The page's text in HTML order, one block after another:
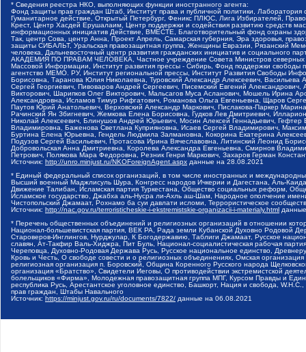
* Сведения реестра НКО, выполняющих функции иностранного агента:
Фонд защиты прав граждан Штаб, Институт права и публичной политики,
Гуманитарное действие, Открытый Петербург, Феникс ПЛЮС, Лига Избирателей,
Крест, Центр Хасдей Ерушалаим, Центр поддержки и содействия развитию средств
информационных инициатив Действие, ВМЕСТЕ, Благотворительный фонд охраны
Так, центр Сова, центр Анна, Проект Апрель, Самарская губерния, Эра здоровья,
защиты СИБАЛЬТ, Уральская правозащитная группа, Женщины Евразии, Рязанский
человека, Дальневосточный центр развития гражданских инициатив и социального
АКАДЕМИЯ ПО ПРАВАМ ЧЕЛОВЕКА, Частное учреждение Совета Министров северных
Массовой Информации, Институт развития прессы - Сибирь, Фонд поддержки
агентство МЕМО. РУ, Институт региональной прессы, Институт Развития Свободы
Борисовна, Таранова Юлия Николаевна, Туровский Александр Алексеевич,
Сергей Георгиевич, Пивоваров Андрей Сергеевич, Писемский Евгений
Викторович, Шарипков Олег Викторович, Мальсагов Муса Асланович, Мошель Ирина
Александровна, Исламов Тимур Рифгатович, Романова Ольга Евгеньевна, Щаров
Паутов Юрий Анатольевич, Верховский Александр Маркович, Пислакова-Паркер
Рачинский Ян Збигневич, Жемкова Елена Борисовна, Гудков Лев Дмитриевич,
Николай Алексеевич, Блинушов Андрей Юрьевич, Мосин Алексей Геннадьевич,
Владимировна, Баженова Светлана Куприяновна, Исаев Сергей Владимирович,
Буртина Елена Юрьевна, Гендель Людмила Залмановна, Кокорина Екатерина
Подузов Сергей Васильевич, Протасова Ирина Вячеславовна, Литинский Леонид
Добровольская Анна Дмитриевна, Королева Александра Евгеньевна, Смирнов
Петрович, Полякова Мара Федоровна, Резник Генри Маркович, Захаров Герман
Источник: http://unro.minjust.ru/NKOForeignAgent.aspx данные на 28.08.2021
* Единый федеральный список организаций, в том числе иностранных и
Высший военный Маджлисуль Шура, Конгресс народов Ичкерии и Дагестана, Аль-
Движение Талибан, Исламская партия Туркестана, Общество социальных реформ,
Исламское государство, Джабха аль-Нусра ли-Ахль аш-Шам, Народное ополчение
Чистопольский Джамаат, Рохнамо ба суи давлати исломи, Террористическое
Источник: http://nac.gov.ru/terroristicheskie-i-ekstremistskie-organizacii-i-materialy.html
* Перечень общественных объединений и религиозных организаций в отношении
Национал-большевистская партия, ВЕК РА, Рада земли Кубанской Духовно Родовой
Староверов-Инглингов, Нурджулар, К Богодержавию, Таблиги Джамаат, Русское
славян, Ат-Такфир Валь-Хиджра, Пит Буль, Национал-социалистическая рабочая
Череповца, Духовно-Родовая Держава Русь, Русское национальное единство,
Кровь и Честь, О свободе совести и о религиозных объединениях, Омская
религиозная организация п. Боровский, Община Коренного Русского народа
организация «Братство», Свидетели Иеговы, О противодействии экстремистской
болельщиков «Фирма», Молодежная правозащитная группа МПГ, Курсом Правды и
республика Русь, Арестантское уголовное единство, Башкорт, Нация и свобода,
прав граждан, Штабы Навального
Источник: https://minjust.gov.ru/ru/documents/7822/ данные на 06.08.2021